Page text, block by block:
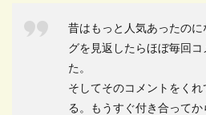
昔はもっと人気あったの
グを見返したらほぼ毎回
た。
そしてそのコメントをく
る。もうすぐ付き合って